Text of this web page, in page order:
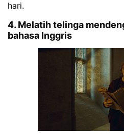
hari.
4. Melatih telinga
bahasa Inggris